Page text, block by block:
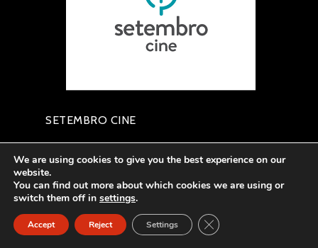
SETEMBRO CINE
We are using cookies to give you the best experience on our
website.
You can find out more about which cookies we are using or
switch them off in settings.
Accept Reject Settings Close GDPR Cookie